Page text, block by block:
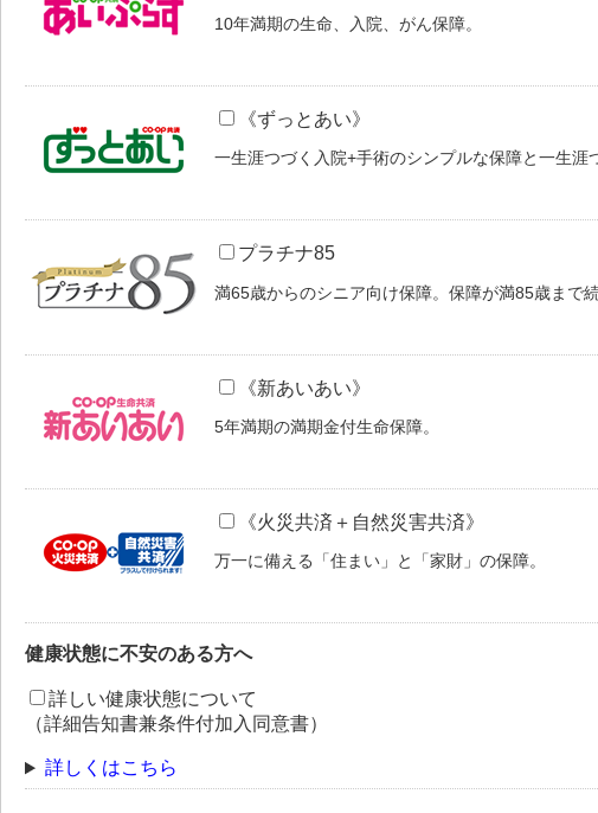
10年満期の生命、入院、がん保障。
《ずっとあい》
一生涯つづく入院+手術のシンプルな保障と一生涯
プラチナ85
満65歳からのシニア向け保障。保障が満85歳まで続
《新あいあい》
5年満期の満期金付生命保障。
《火災共済＋自然災害共済》
万一に備える「住まい」と「家財」の保障。
健康状態に不安のある方へ
詳しい健康状態について
（詳細告知書兼条件付加入同意書）
詳しくはこちら